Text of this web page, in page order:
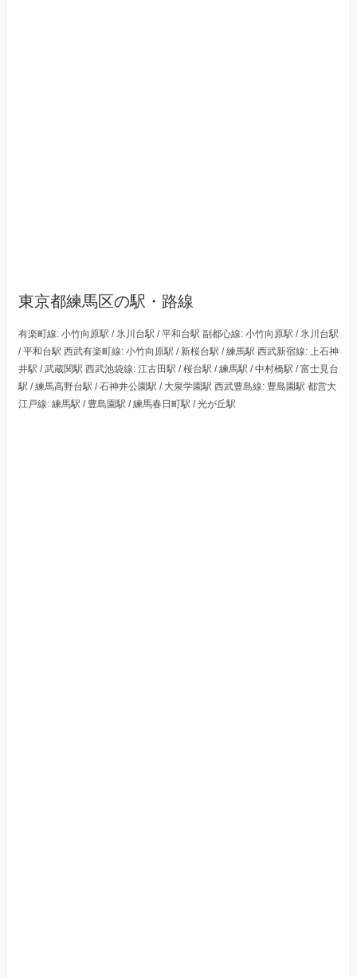
東京都練馬区の駅・路線
有楽町線: 小竹向原駅 / 氷川台駅 / 平和台駅 副都心線: 小竹向原駅 / 氷川台駅
/ 平和台駅 西武有楽町線: 小竹向原駅 / 新桜台駅 / 練馬駅 西武新宿線: 上石神
井駅 / 武蔵関駅 西武池袋線: 江古田駅 / 桜台駅 / 練馬駅 / 中村橋駅 / 富士見台
駅 / 練馬高野台駅 / 石神井公園駅 / 大泉学園駅 西武豊島線: 豊島園駅 都営大
江戸線: 練馬駅 / 豊島園駅 / 練馬春日町駅 / 光が丘駅